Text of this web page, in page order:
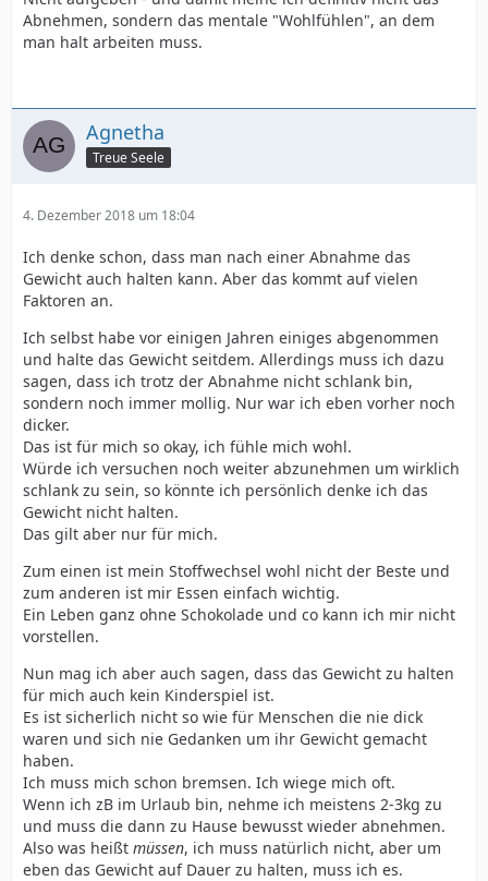
Abnehmen, sondern das mentale "Wohlfühlen", an dem
man halt arbeiten muss.
Agnetha
Treue Seele
4. Dezember 2018 um 18:04
Ich denke schon, dass man nach einer Abnahme das
Gewicht auch halten kann. Aber das kommt auf vielen
Faktoren an.
Ich selbst habe vor einigen Jahren einiges abgenommen
und halte das Gewicht seitdem. Allerdings muss ich dazu
sagen, dass ich trotz der Abnahme nicht schlank bin,
sondern noch immer mollig. Nur war ich eben vorher noch
dicker.
Das ist für mich so okay, ich fühle mich wohl.
Würde ich versuchen noch weiter abzunehmen um wirklich
schlank zu sein, so könnte ich persönlich denke ich das
Gewicht nicht halten.
Das gilt aber nur für mich.
Zum einen ist mein Stoffwechsel wohl nicht der Beste und
zum anderen ist mir Essen einfach wichtig.
Ein Leben ganz ohne Schokolade und co kann ich mir nicht
vorstellen.
Nun mag ich aber auch sagen, dass das Gewicht zu halten
für mich auch kein Kinderspiel ist.
Es ist sicherlich nicht so wie für Menschen die nie dick
waren und sich nie Gedanken um ihr Gewicht gemacht
haben.
Ich muss mich schon bremsen. Ich wiege mich oft.
Wenn ich zB im Urlaub bin, nehme ich meistens 2-3kg zu
und muss die dann zu Hause bewusst wieder abnehmen.
Also was heißt müssen, ich muss natürlich nicht, aber um
eben das Gewicht auf Dauer zu halten, muss ich es.